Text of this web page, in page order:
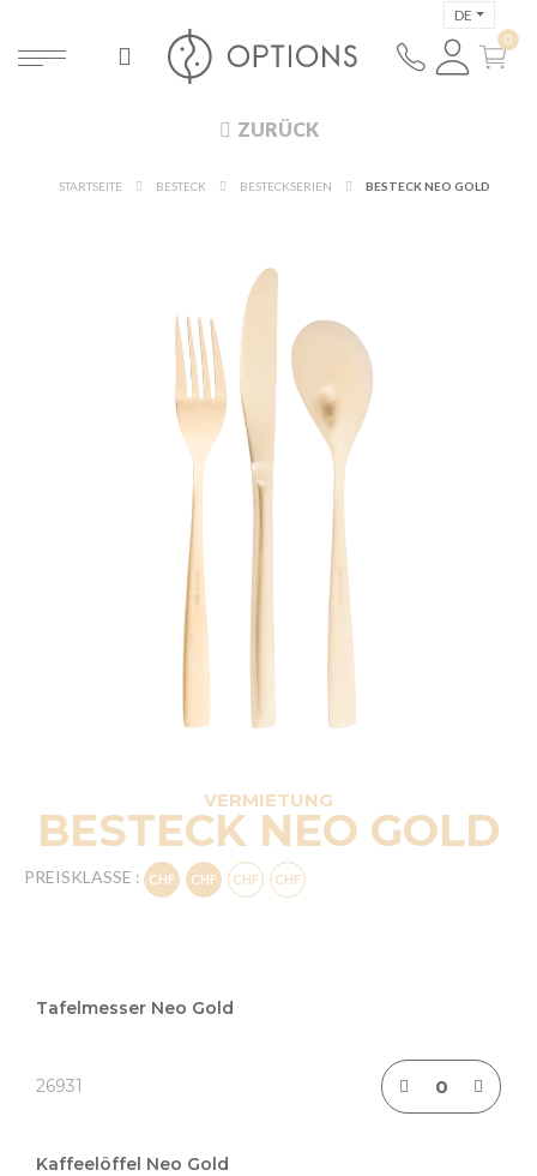
DE
ZURÜCK
STARTSEITE BESTECK BESTECKSERIEN BESTECK NEO GOLD
VERMIETUNG
BESTECK NEO GOLD
PREISKLASSE :
product
Tafelmesser Neo Gold
26931
Kaffeelöffel Neo Gold